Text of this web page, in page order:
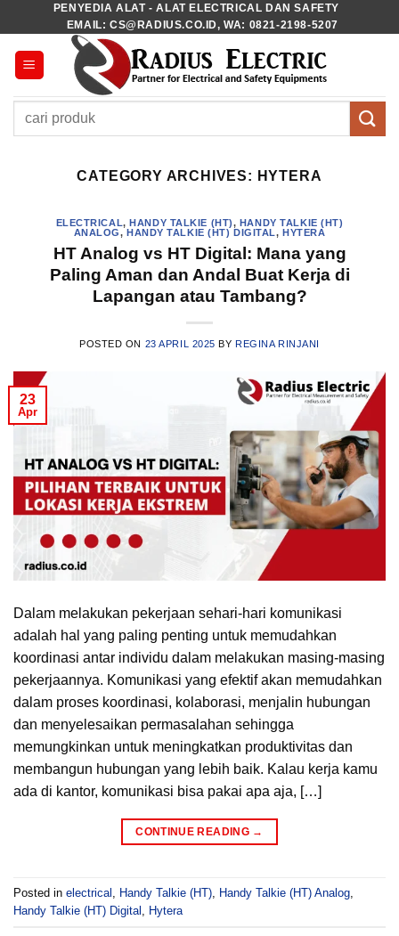
to
content
PENYEDIA ALAT - ALAT ELECTRICAL DAN SAFETY
EMAIL: CS@RADIUS.CO.ID, WA: 0821-2198-5207
Pencarian
CATEGORY ARCHIVES: HYTERA
ELECTRICAL,HANDY TALKIE (HT), HANDY TALKIE (HT)
ANALOG, HANDY TALKIE (HT) DIGITAL,HYTERA
HT Analog vs HT Digital: Mana yang
Paling Aman dan Andal Buat Kerja di
Lapangan atau Tambang?
POSTED ON 23 APRIL 2025 BYREGINA RINJANI
23
Apr
Dalam melakukan pekerjaan sehari-hari komunikasi
adalah hal yang paling penting untuk memudahkan
koordinasi antar individu dalam melakukan masing-masing
pekerjaannya. Komunikasi yang efektif akan memudahkan
dalam proses koordinasi, kolaborasi, menjalin hubungan
dan menyelesaikan permasalahan sehingga
memungkinkan untuk meningkatkan produktivitas dan
membangun hubungan yang lebih baik. Kalau kerja kamu
ada di kantor, komunikasi bisa pakai apa aja, […]
CONTINUE READING →
Posted in electrical Handy Talkie (HT) Handy Talkie (HT) Analog
Handy Talkie (HT) Digital
Hytera